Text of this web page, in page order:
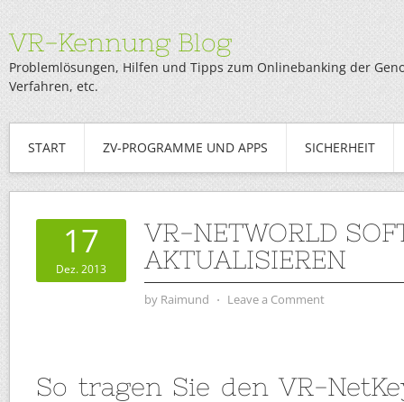
VR-Kennung Blog
Problemlösungen, Hilfen und Tipps zum Onlinebanking der
Verfahren, etc.
START ZV-PROGRAMME UND APPS SICHERHEIT
17
Dez. 2013
VR-NETWORLD
AKTUALISIEREN
by Raimund ⋅ Leave a Comment
So tragen Sie den VR-